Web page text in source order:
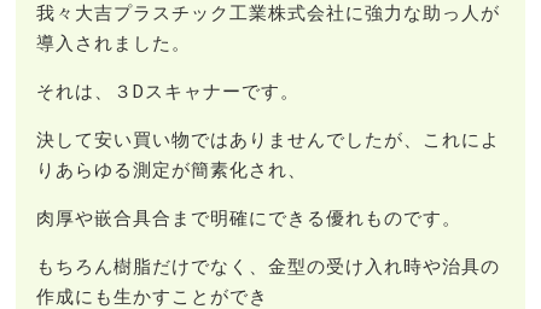
我々大吉プラスチック工業株式会社に強力な助っ人が
導入されました。
それは、３Dスキャナーです。
決して安い買い物ではありませんでしたが、これによ
りあらゆる測定が簡素化され、
肉厚や嵌合具合まで明確にできる優れものです。
もちろん樹脂だけでなく、金型の受け入れ時や治具の
作成にも生かすことができ